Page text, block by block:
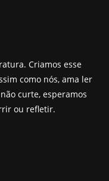
Criamos esse
como nós, ama ler
curte, esperamos
ou refletir.